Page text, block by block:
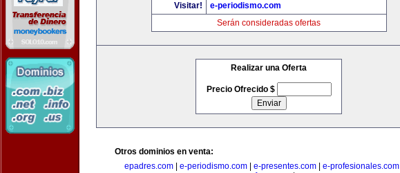
Visitar!
e-periodismo.com
Serán consideradas ofertas
Realizar una Oferta
Precio Ofrecido $
Otros dominios en venta:
epadres.com
e-periodismo.com e-presentes.com e-profesionales.com